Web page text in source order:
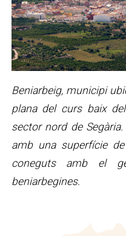
Beniarbeig, municipi
plana del curs baix
sector nord de
amb una superfície
coneguts amb el
beniarbegines.